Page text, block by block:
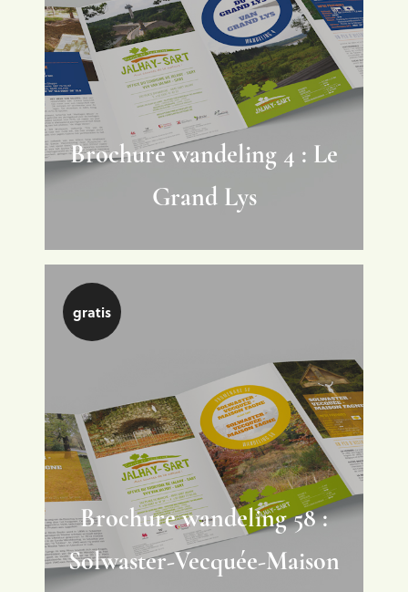
Brochure wandeling 4 : Le
Grand Lys
Brochure wandeling 58 :
Solwaster-Vecquée-Maison
gratis